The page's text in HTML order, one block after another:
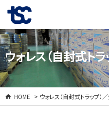
ウォレス（自封式ト
HOME > ウォレス（自封式トラップ）